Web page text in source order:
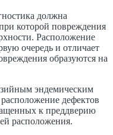
должна
которой повреждения
Расположение
очередь и отличает
образуются на
эндемическим
дефектов
к преддверию
расположения.